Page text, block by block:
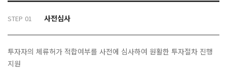
STEP 01 사전심사
투자자의 체류허가 적합여부를 사전에 심사하여 원활한 투자절차 진행
지원